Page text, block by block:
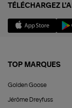
TÉLÉCHARGEZ
TOP MARQUES
Golden Goose
Jérôme Dreyfuss